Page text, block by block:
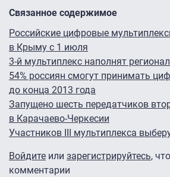
Связанное содержимое
Российские цифровые
в Крыму с 1 июля
3-й мультиплекс наполнят
54% россиян смогут принимать
до конца 2013 года
Запущено шесть передатчиков
в Карачаево-Черкесии
Участников III мультиплекса
Войдите или зарегистрируйтесь,
комментарии